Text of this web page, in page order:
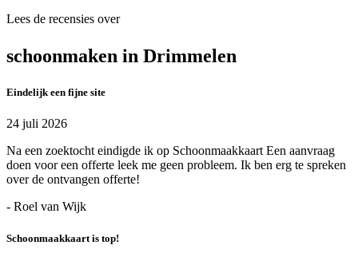
Lees de recensies over
schoonmaken in Drimmelen
Eindelijk een fijne site
24 juli 2026
Na een zoektocht eindigde ik op Schoonmaakkaart Een aanvraag
doen voor een offerte leek me geen probleem. Ik ben erg te spreken
over de ontvangen offerte!
- Roel van Wijk
Schoonmaakkaart is top!